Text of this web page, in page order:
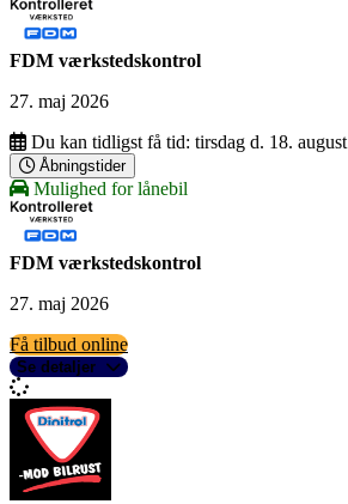
FDM værkstedskontrol
27. maj 2026
Du kan tidligst få tid: tirsdag d. 18. august
Åbningstider
Mulighed for lånebil
FDM værkstedskontrol
27. maj 2026
Få tilbud online
Se detaljer